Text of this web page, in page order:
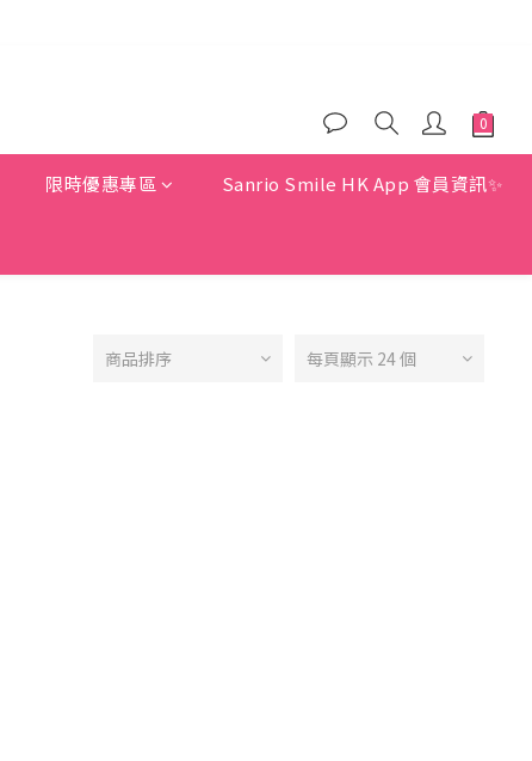
限時優惠專區 Sanrio Smile HK App 會員資訊✨
商品排序 每頁顯示 24 個